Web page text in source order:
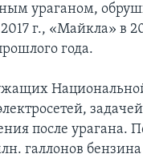
ураганом,
г., «Майкла» в
года.
после урагана.
галлонов